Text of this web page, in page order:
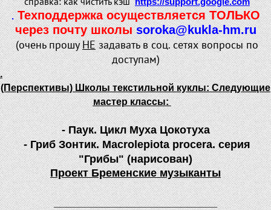
. Техподдержка осуществляется ТОЛЬКО
через почту школы soroka@kukla-hm.ru
(очень прошуНЕзадавать в соц. сетях вопросы по
доступам)
.
(Перспективы) Школы текстильной куклы: Следующие
мастер классы:
- Паук. Цикл Муха Цокотуха
- Гриб Зонтик. Macrolepiota procera. серия
"Грибы" (нарисован)
Проект Бременские музыканты
___________________________